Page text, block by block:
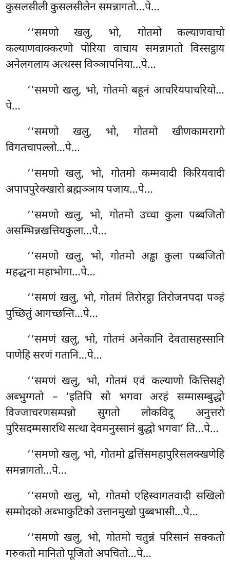
कुसलसीली कुसलसीलेन समन्नागतो…पे…
‘‘समणो खलु, भो, गोतमो कल्याणवाचो
कल्याणवाक्करणो पोरिया वाचाय समन्नागतो विस्सट्ठाय
अनेलगलाय अत्थस्स विञ्ञापनिया…पे…
‘‘समणो खलु, भो, गोतमो बहूनं आचरियपाचरियो…
पे…
‘‘समणो खलु, भो, गोतमो खीणकामरागो
विगतचापल्लो…पे…
‘‘समणो खलु, भो, गोतमो कम्मवादी किरियवादी
अपापपुरेक्खारो ब्रह्मञ्ञाय पजाय…पे…
‘‘समणो खलु, भो, गोतमो उच्चा कुला पब्बजितो
असम्भिन्नखत्तियकुला…पे…
‘‘समणो खलु, भो, गोतमो अड्ढाकुला पब्बजितो
महद्धना महाभोगा…पे…
‘‘समणं खलु, भो, गोतमं तिरोरट्ठा तिरोजनपदा पञ्हं
पुच्छितुं आगच्छन्ति…पे…
‘‘समणं खलु, भो, गोतमं अनेकानि देवतासहस्सानि
पाणेहि सरणं गतानि…पे…
‘‘समणंखलु, भो, गोतमं एवं कल्याणो कित्तिसद्दो
अब्भुग्गतो – ‘इतिपि सो भगवा अरहं सम्मासम्बुद्धो
विज्जाचरणसम्पन्नो सुगतो लोकविदू अनुत्तरो
पुरिसदम्मसारथि सत्था देवमनुस्सानं बुद्धो भगवा’ ति…पे…
‘‘समणो खलु, भो, गोतमो द्वत्तिंसमहापुरिसलक्खणेहि
समन्नागतो…पे…
‘‘समणो खलु, भो, गोतमो एहिस्वागतवादी सखिलो
सम्मोदको अब्भाकुटिको उत्तानमुखो पुब्बभासी…पे…
‘‘समणो खलु, भो, गोतमो चतुन्नं परिसानं सक्कतो
गरुकतो मानितो पूजितो अपचितो…पे…